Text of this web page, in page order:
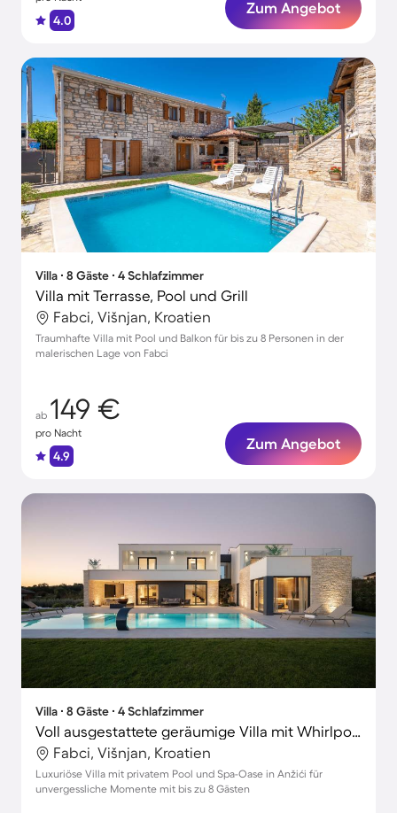
4.0
Zum Angebot
Villa ∙ 8 Gäste ∙ 4 Schlafzimmer
Villa mit Terrasse, Pool und Grill
Fabci, Višnjan, Kroatien
Traumhafte Villa mit Pool und Balkon für bis zu 8 Personen in der
malerischen Lage von Fabci
ab 149 €
pro Nacht
4.9
Zum Angebot
Villa ∙ 8 Gäste ∙ 4 Schlafzimmer
Voll ausgestattete geräumige Villa mit Whirlpool, Garten und Grill
Fabci, Višnjan, Kroatien
Luxuriöse Villa mit privatem Pool und Spa-Oase in Anžići für
unvergessliche Momente mit bis zu 8 Gästen